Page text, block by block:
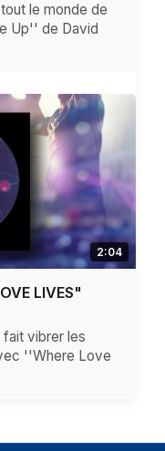
le monde de
Up'' de David
2:04
LIVES"
fait vibrer les
''Where Love